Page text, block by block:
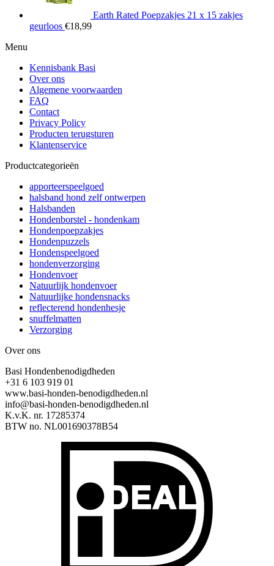
Earth Rated Poepzakjes 21 x 15 zakjes
geurloos €18,99
Menu
Kennisbank Basi
Over ons
Algemene voorwaarden
FAQ
Contact
Privacy Policy
Producten terugsturen
Klantenservice
Productcategorieën
apporteerspeelgoed
halsband hond zelf ontwerpen
Halsbanden
Hondenborstel - hondenkam
Hondenpoepzakjes
Hondenpuzzels
Hondenspeelgoed
hondenverzorging
Hondenvoer
Natuurlijk hondenvoer
Natuurlijke hondensnacks
reflecterend hondenhesje
snuffelmatten
Verzorging
Over ons
Basi Hondenbenodigdheden
+31 6 103 919 01
www.basi-honden-benodigdheden.nl
info@basi-honden-benodigdheden.nl
K.v.K. nr. 17285374
BTW no. NL001690378B54